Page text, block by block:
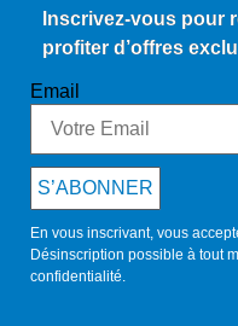
Inscrivez-vous pour
profiter d’offres
Email
S’ABONNER
En vous inscrivant, vous
Désinscription possible à tout
confidentialité.